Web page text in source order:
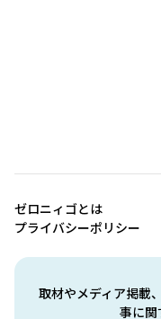
取材やメディア掲載
事に関
ゼロニィゴとは
プライバシーポリシー